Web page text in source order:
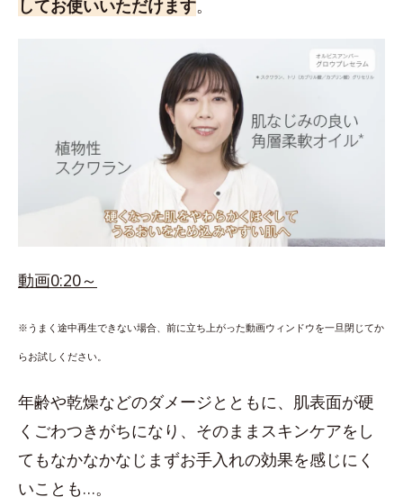
してお使いいただけます。
動画0:20～
※うまく途中再生できない場合、前に立ち上がった動画ウィンドウを一旦閉じてか
らお試しください。
年齢や乾燥などのダメージとともに、肌表面が硬
くごわつきがちになり、そのままスキンケアをし
てもなかなかなじまずお手入れの効果を感じにく
いことも…。